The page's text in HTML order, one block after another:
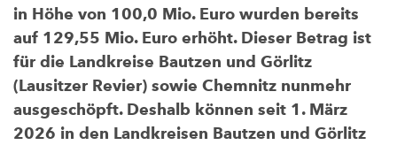
in Höhe von 100,0 Mio. Euro wurden bereits
auf 129,55 Mio. Euro erhöht. Dieser Betrag ist
für die Landkreise Bautzen und Görlitz
(Lausitzer Revier) sowie Chemnitz nunmehr
ausgeschöpft. Deshalb können seit 1. März
2026 in den Landkreisen Bautzen und Görlitz